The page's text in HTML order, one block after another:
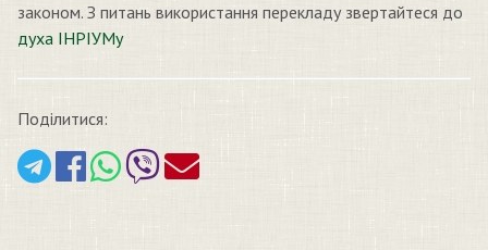
законом. З питань використання перекладу звертайтеся до
духа ІНРІУМу
Поділитися: